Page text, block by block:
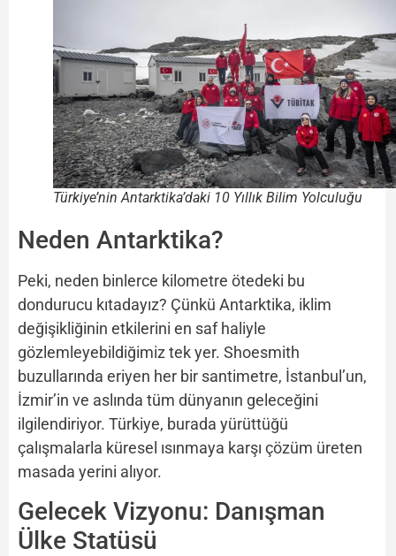
Türkiye’nin Antarktika’daki 10 Yıllık Bilim Yolculuğu
Neden Antarktika?
Peki, neden binlerce kilometre ötedeki bu
dondurucu kıtadayız? Çünkü Antarktika, iklim
değişikliğinin etkilerini en saf haliyle
gözlemleyebildiğimiz tek yer. Shoesmith
buzullarında eriyen her bir santimetre, İstanbul’un,
İzmir’in ve aslında tüm dünyanın geleceğini
ilgilendiriyor. Türkiye, burada yürüttüğü
çalışmalarla küresel ısınmaya karşı çözüm üreten
masada yerini alıyor.
Gelecek Vizyonu: Danışman
Ülke Statüsü